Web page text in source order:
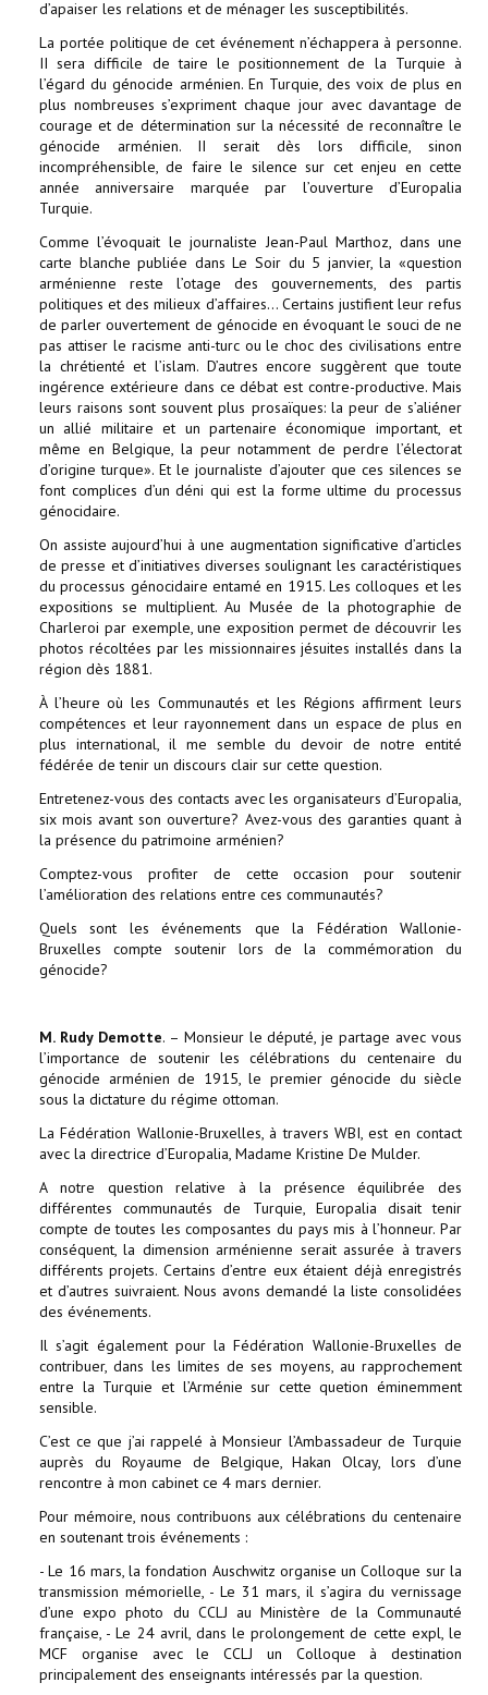
d’apaiser les relations et de ménager les susceptibilités.
La portée politique de cet événement n’échappera à personne.
II sera difficile de taire le positionnement de la Turquie à
l’égard du génocide arménien. En Turquie, des voix de plus en
plus nombreuses s’expriment chaque jour avec davantage de
courage et de détermination sur la nécessité de reconnaître le
génocide arménien. II serait dès lors difficile, sinon
incompréhensible, de faire le silence sur cet enjeu en cette
année anniversaire marquée par l’ouverture d’Europalia
Turquie.
Comme l’évoquait le journaliste Jean-Paul Marthoz, dans une
carte blanche publiée dans Le Soir du 5 janvier, la «question
arménienne reste l’otage des gouvernements, des partis
politiques et des milieux d’affaires… Certains justifient leur refus
de parler ouvertement de génocide en évoquant le souci de ne
pas attiser le racisme anti-turc ou le choc des civilisations entre
la chrétienté et l’islam. D’autres encore suggèrent que toute
ingérence extérieure dans ce débat est contre-productive. Mais
leurs raisons sont souvent plus prosaïques: la peur de s’aliéner
un allié militaire et un partenaire économique important, et
même en Belgique, la peur notamment de perdre l’électorat
d’origine turque». Et le journaliste d’ajouter que ces silences se
font complices d’un déni qui est la forme ultime du processus
génocidaire.
On assiste aujourd’hui à une augmentation significative d’articles
de presse et d’initiatives diverses soulignant les caractéristiques
du processus génocidaire entamé en 1915. Les colloques et les
expositions se multiplient. Au Musée de la photographie de
Charleroi par exemple, une exposition permet de découvrir les
photos récoltées par les missionnaires jésuites installés dans la
région dès 1881.
À l’heure où les Communautés et les Régions affirment leurs
compétences et leur rayonnement dans un espace de plus en
plus international, il me semble du devoir de notre entité
fédérée de tenir un discours clair sur cette question.
Entretenez-vous des contacts avec les organisateurs d’Europalia,
six mois avant son ouverture? Avez-vous des garanties quant à
la présence du patrimoine arménien?
Comptez-vous profiter de cette occasion pour soutenir
l’amélioration des relations entre ces communautés?
Quels sont les événements que la Fédération Wallonie-
Bruxelles compte soutenir lors de la commémoration du
génocide?
M. Rudy Demotte. – Monsieur le député, je partage avec vous
l’importance de soutenir les célébrations du centenaire du
génocide arménien de 1915, le premier génocide du siècle
sous la dictature du régime ottoman.
La Fédération Wallonie-Bruxelles, à travers WBI, est en contact
avec la directrice d’Europalia, Madame Kristine De Mulder.
A notre question relative à la présence équilibrée des
différentes communautés de Turquie, Europalia disait tenir
compte de toutes les composantes du pays mis à l’honneur. Par
conséquent, la dimension arménienne serait assurée à travers
différents projets. Certains d’entre eux étaient déjà enregistrés
et d’autres suivraient. Nous avons demandé la liste consolidées
des événements.
Il s’agit également pour la Fédération Wallonie-Bruxelles de
contribuer, dans les limites de ses moyens, au rapprochement
entre la Turquie et l’Arménie sur cette quetion éminemment
sensible.
C’est ce que j’ai rappelé à Monsieur l’Ambassadeur de Turquie
auprès du Royaume de Belgique, Hakan Olcay, lors d’une
rencontre à mon cabinet ce 4 mars dernier.
Pour mémoire, nous contribuons aux célébrations du centenaire
en soutenant trois événements :
- Le 16 mars, la fondation Auschwitz organise un Colloque sur la
transmission mémorielle, - Le 31 mars, il s’agira du vernissage
d’une expo photo du CCLJ au Ministère de la Communauté
française, - Le 24 avril, dans le prolongement de cette expl, le
MCF organise avec le CCLJ un Colloque à destination
principalement des enseignants intéressés par la question.